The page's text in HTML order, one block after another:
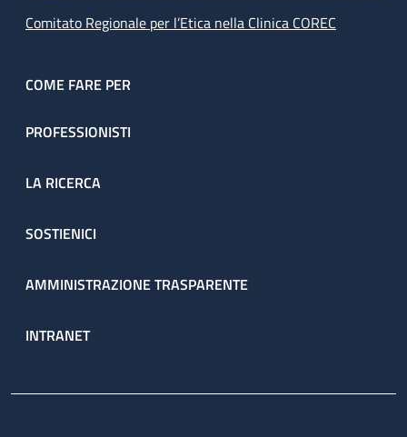
Comitato Regionale per l’Etica nella Clinica COREC
COME FARE PER
PROFESSIONISTI
LA RICERCA
SOSTIENICI
AMMINISTRAZIONE TRASPARENTE
INTRANET